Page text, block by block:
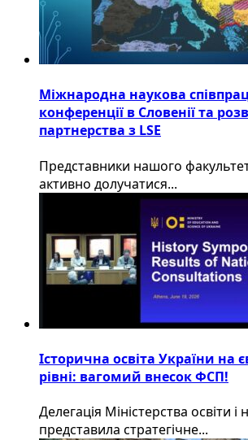
Міжнародна наукова
конференції в Словенії та
партнерства з LSE
​Представники нашого
активно долучатися...
Історична освіта України на
рівні: вагомий внесок ФСП!
Делегація Міністерства освіти і
представила стратегічне...